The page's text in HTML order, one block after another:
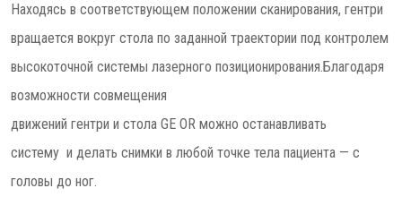
Находясь в соответствующем положении сканирования, гентри
вращается вокруг стола по заданной траектории под контролем
высокоточной системы лазерного позиционирования.Благодаря
возможности совмещения
движений гентри и стола GE OR можно останавливать
систему и делать снимки в любой точке тела пациента — с
головы до ног.